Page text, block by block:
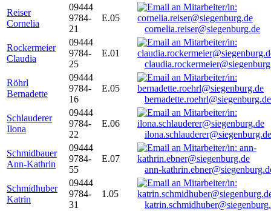
Reiser
Cornelia
09444
9784-
21
E.05
cornelia.reiser@siegenburg.de
Rockermeier
Claudia
09444
9784-
25
E.01
Röhrl
Bernadette
09444
9784-
16
E.05
bernadette.roehrl@siegenburg.de
Schlauderer
Ilona
09444
9784-
22
E.06
ilona.schlauderer@siegenburg.de
Schmidbauer
Ann-Kathrin
09444
9784-
55
E.07
ann-
Schmidhuber
Katrin
09444
9784-
31
1.05